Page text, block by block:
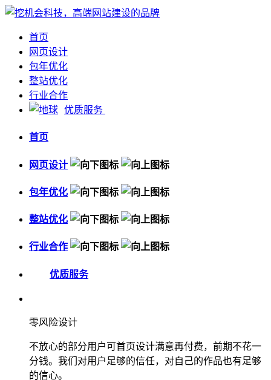
首页
网页设计
包年优化
整站优化
行业合作
优质服务
首页
网页设计
包年优化
整站优化
行业合作
优质服务
零风险设计
不放心的部分用户可首页设计满意再付费，前期不花一
分钱。我们对用户足够的信任，对自己的作品也有足够
的信心。